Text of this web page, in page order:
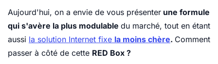
Aujourd'hui, on a envie de vous présenter une formule
qui s'avère la plus modulable du marché, tout en étant
aussi la solution Internet fixe la moins chère. Comment
passer à côté de cette RED Box ?